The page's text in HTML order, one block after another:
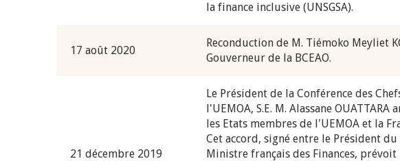
la finance inclusive (UNSGSA).
17 août 2020
Reconduction de M. Tiémoko Meyliet
Gouverneur de la BCEAO.
21 décembre 2019
Le Président de la Conférence des
l'UEMOA, S.E. M. Alassane
les Etats membres de l'UEMOA et la
Cet accord, signé entre le Président
Ministre français des Finances,